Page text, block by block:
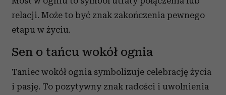
relacji. Może to być znak zakończenia pewnego
etapu w życiu.
Sen o tańcu wokół ognia
Taniec wokół ognia symbolizuje celebrację życia
i pasję. To pozytywny znak radości i uwolnienia